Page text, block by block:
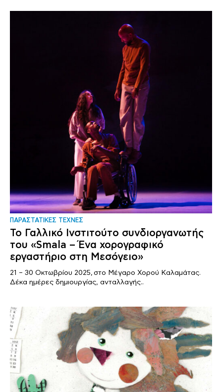
ΠΑΡΑΣΤΑΤΙΚΕΣ ΤΕΧΝΕΣ
Το Γαλλικό Ινστιτούτο συνδιοργανωτής
του «Smala – Ένα χορογραφικό
εργαστήριο στη Μεσόγειο»
21 – 30 Οκτωβρίου 2025, στο Μέγαρο Χορού Καλαμάτας.
Δέκα ημέρες δημιουργίας, ανταλλαγής..